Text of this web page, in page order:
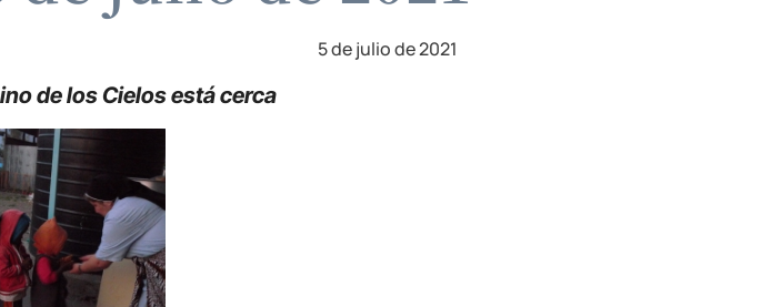
5 de julio de 2021
de los Cielos está cerca